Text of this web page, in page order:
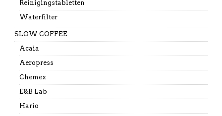
Reinigingstabletten
Waterfilter
SLOW COFFEE
Acaia
Aeropress
Chemex
E&B Lab
Hario